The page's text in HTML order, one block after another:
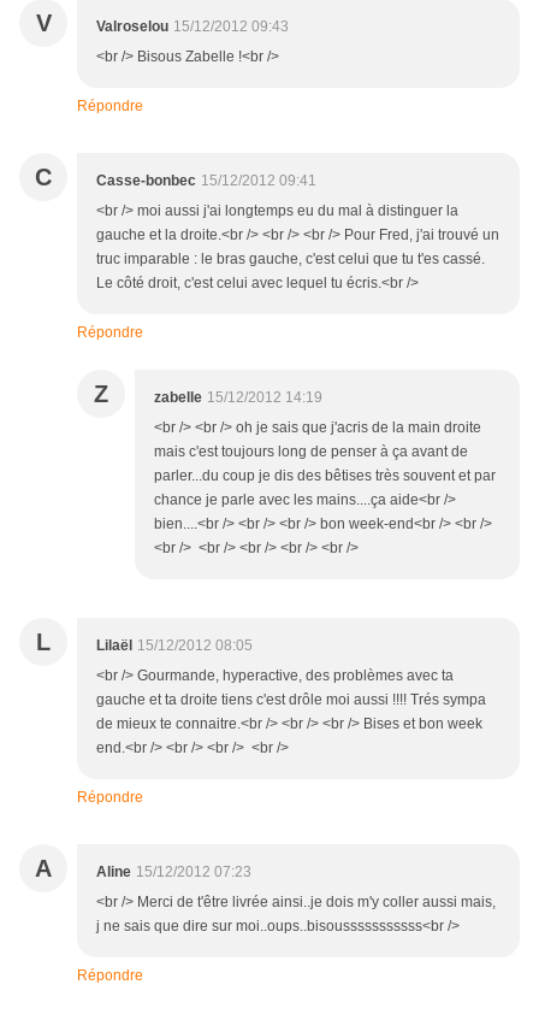
V Valroselou 15/12/2012 09:43
<br /> Bisous Zabelle !<br />
Répondre
C Casse-bonbec 15/12/2012 09:41
<br /> moi aussi j'ai longtemps eu du mal à distinguer la
gauche et la droite.<br /> <br /> <br /> Pour Fred, j'ai trouvé un
truc imparable : le bras gauche, c'est celui que tu t'es cassé.
Le côté droit, c'est celui avec lequel tu écris.<br />
Répondre
Z zabelle 15/12/2012 14:19
<br /> <br /> oh je sais que j'acris de la main droite
mais c'est toujours long de penser à ça avant de
parler...du coup je dis des bêtises très souvent et par
chance je parle avec les mains....ça aide<br />
bien....<br /> <br /> <br /> bon week-end<br /> <br />
<br /> <br /> <br /> <br /> <br />
L Lilaël 15/12/2012 08:05
<br /> Gourmande, hyperactive, des problèmes avec ta
gauche et ta droite tiens c'est drôle moi aussi !!!! Trés sympa
de mieux te connaitre.<br /> <br /> <br /> Bises et bon week
end.<br /> <br /> <br /> <br />
Répondre
A Aline 15/12/2012 07:23
<br /> Merci de t'être livrée ainsi..je dois m'y coller aussi mais,
j ne sais que dire sur moi..oups..bisousssssssssss<br />
Répondre